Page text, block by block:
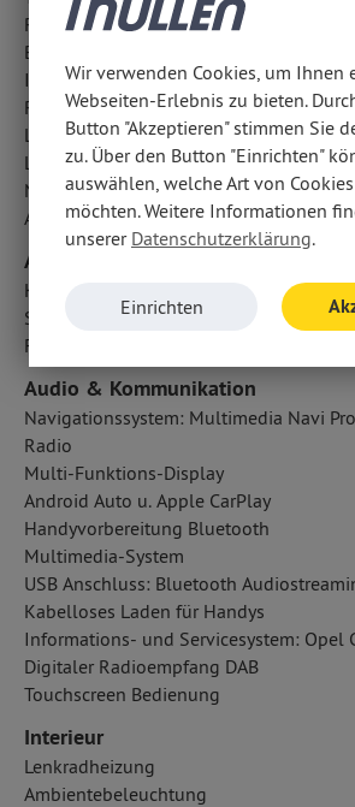
Reifendruckverlust-Warnung
Berganfahrassistent
ISOFIX Kindersitzbefestigung
Regensensor
LED-Tagfahrlicht
Lichtsensor
Notbremsassistent
Abbiegelicht
Airbags
Kopfairbag vorn und hinten
Seitenairbag vorn
Fahrer- /Beifahrerairbag
Audio & Kommunikation
Navigationssystem: Multimedia Navi
Radio
Multi-Funktions-Display
Android Auto u. Apple CarPlay
Handyvorbereitung Bluetooth
Multimedia-System
USB Anschluss: Bluetooth
Kabelloses Laden für Handys
Informations- und Servicesystem: Opel
Digitaler Radioempfang DAB
Touchscreen Bedienung
Interieur
Lenkradheizung
Ambientebeleuchtung
Wir verwenden Cookies, um Ihnen
Webseiten-Erlebnis zu bieten.
Button "Akzeptieren" stimmen Sie
zu. Über den Button "Einrichten"
auswählen, welche Art von
möchten. Weitere Informationen
unserer Datenschutzerklärung.
Einrichten